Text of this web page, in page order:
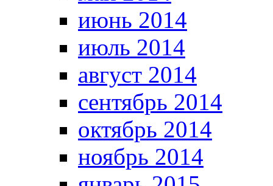
июнь 2014
июль 2014
август 2014
сентябрь 2014
октябрь 2014
ноябрь 2014